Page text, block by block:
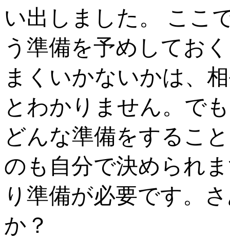
い出しました。 ここ
う準備を予めしてお
まくいかないかは、
とわかりません。で
どんな準備をするこ
のも自分で決められ
り準備が必要です。
か？